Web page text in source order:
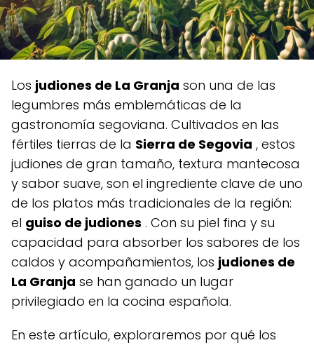
Los judiones de La Granja son una de las
legumbres más emblemáticas de la
gastronomía segoviana. Cultivados en las
fértiles tierras de la Sierra de Segovia , estos
judiones de gran tamaño, textura mantecosa
y sabor suave, son el ingrediente clave de uno
de los platos más tradicionales de la región:
el guiso de judiones . Con su piel fina y su
capacidad para absorber los sabores de los
caldos y acompañamientos, los judiones de
La Granja se han ganado un lugar
privilegiado en la cocina española.
En este artículo, exploraremos por qué los